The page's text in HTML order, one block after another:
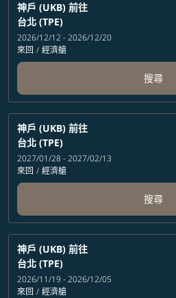
神戶 (UKB) 前往
台北 (TPE)
2026/12/12 - 2026/12/20
來回 / 經濟艙
搜尋
神戶 (UKB) 前往
台北 (TPE)
2027/01/28 - 2027/02/13
來回 / 經濟艙
搜尋
神戶 (UKB) 前往
台北 (TPE)
2026/11/19 - 2026/12/05
來回 / 經濟艙